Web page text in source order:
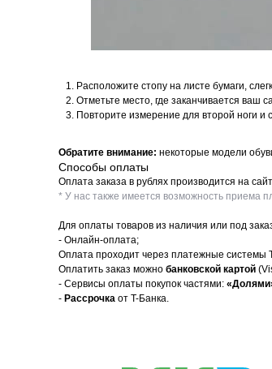
Расположите стопу на листе бумаги,
Отметьте место, где заканчивается ваш
Повторите измерение для второй ноги
Обратите внимание: некоторые модели
Способы оплаты
Оплата заказа в рублях производится на
* У нас также имеется возможность приема
Для оплаты товаров из наличия или под
- Онлайн-оплата;
Оплата проходит через платежные системы
Оплатить заказ можно банковской картой
- Сервисы оплаты покупок частями:
- Рассрочка от T-Банка.